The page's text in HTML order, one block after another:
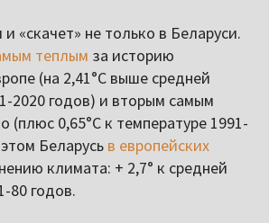
«скачет» не только в Беларуси.
теплым за историю
(на 2,41°С выше средней
2020 годов) и вторым самым
(плюс 0,65°С к температуре 1991-
Беларусь в европейских
климата: + 2,7° к средней
80 годов.